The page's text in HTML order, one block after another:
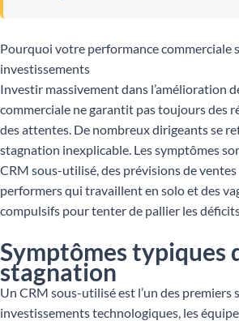
Pourquoi votre performance commerciale
investissements
Investir massivement dans l’amélioration
commerciale ne garantit pas toujours des
des attentes. De nombreux dirigeants se
stagnation inexplicable. Les symptômes
CRM sous-utilisé, des prévisions de
performers qui travaillent en solo et des
compulsifs pour tenter de pallier les
Symptômes typiques
stagnation
Un CRM sous-utilisé est l’un des premiers
investissements technologiques, les